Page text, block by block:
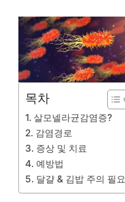
목차
1. 살모넬라균감염증?
2. 감염경로
3. 증상 및 치료
4. 예방법
5. 달걀 & 김밥 주의 필요